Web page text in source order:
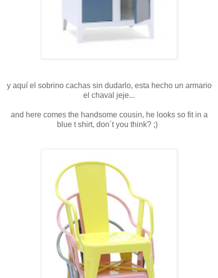
y aquí el sobrino cachas sin dudarlo, esta hecho un armario
el chaval jeje...
and here comes the handsome cousin, he looks so fit in a
blue t shirt, don´t you think? ;)